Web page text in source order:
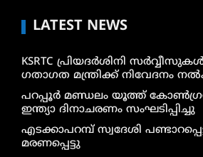
LATEST NEWS
KSRTC പ്രിയദർശിനി
ഗതാഗത മന്ത്രിക്ക് നിവേദനം
പറപ്പൂർ മണ്ഡലം യൂത്ത് കോൺഗ്രസ്
ഇന്ത്യാ ദിനാചരണം സംഘടിപ്പിച്ചു
എടക്കാപറമ്പ് സ്വദേശി
മരണപ്പെട്ടു